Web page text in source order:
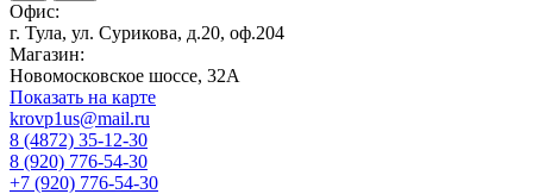
Офис:
г. Тула, ул. Сурикова, д.20, оф.204
Магазин:
Новомосковское шоссе, 32А
Показать на карте
krovp1us@mail.ru
8 (4872) 35-12-30
8 (920) 776-54-30
+7 (920) 776-54-30